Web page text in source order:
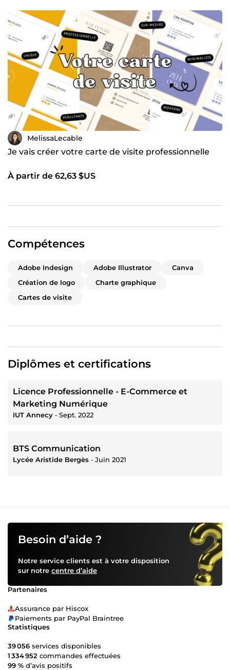
MelissaLecable
Je vais créer votre carte de visite professionnelle
À partir de 62,63 $US
Compétences
Adobe Indesign Adobe Illustrator
Canva
Création de logo
Charte graphique
Cartes de visite
Diplômes et certifications
Licence Professionnelle - E-Commerce et
Marketing Numérique
IUT Annecy ‐ Sept. 2022
BTS Communication
Lycée Aristide Bergès ‐ Juin 2021
Besoin d’aide ?
Notre service clients est à votre disposition
sur notre centre d’aide
Partenaires
Assurance par Hiscox
Paiements par PayPal Braintree
Statistiques
39 056 services disponibles
1 334 952 commandes effectuées
99 % d’avis positifs